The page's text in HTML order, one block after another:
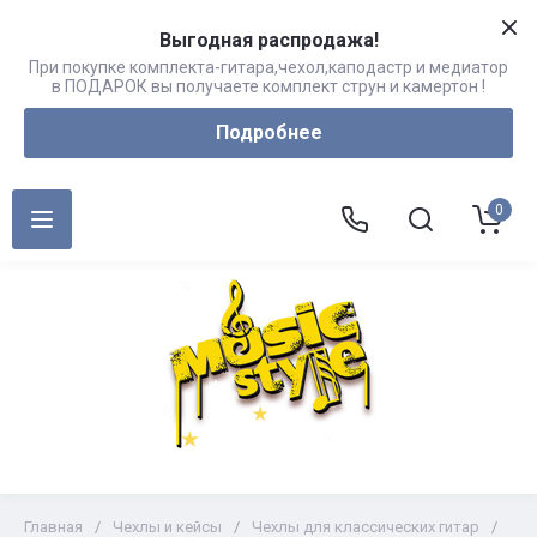
Выгодная распродажа!
При покупке комплекта-гитара,чехол,каподастр и медиатор
в ПОДАРОК вы получаете комплект струн и камертон !
Подробнее
0
Главная / Чехлы и кейсы / Чехлы для классических гитар
/